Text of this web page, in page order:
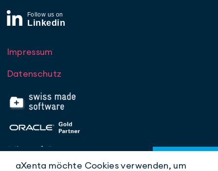
Impressum
Datenschutz
aXenta möchte Cookies verwenden, um